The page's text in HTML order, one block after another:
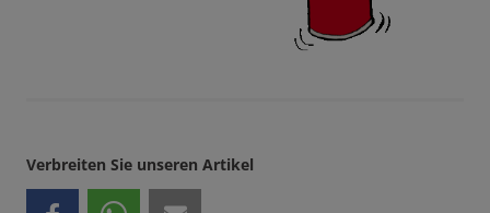
Verbreiten Sie unseren Artikel